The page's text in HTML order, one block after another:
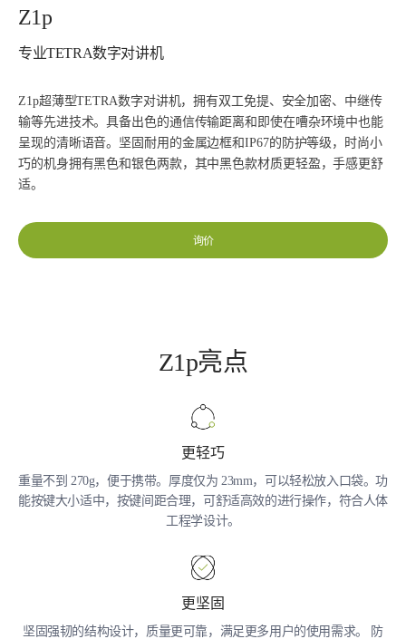
Z1p
专业TETRA数字对讲机
Z1p超薄型TETRA数字对讲机，拥有双工免提、安全加密、中继传
输等先进技术。具备出色的通信传输距离和即使在嘈杂环境中也能
呈现的清晰语音。坚固耐用的金属边框和IP67的防护等级，时尚小
巧的机身拥有黑色和银色两款，其中黑色款材质更轻盈，手感更舒
适。
询价
Z1p亮点
更轻巧
重量不到 270g，便于携带。厚度仅为 23mm，可以轻松放入口袋。功
能按键大小适中，按键间距合理，可舒适高效的进行操作，符合人体
工程学设计。
更坚固
坚固强韧的结构设计，质量更可靠，满足更多用户的使用需求。 防